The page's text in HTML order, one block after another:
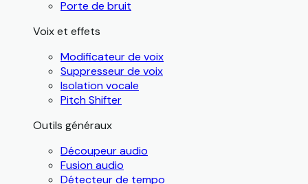
Porte de bruit
Voix et effets
Modificateur de voix
Suppresseur de voix
Isolation vocale
Pitch Shifter
Outils généraux
Découpeur audio
Fusion audio
Détecteur de tempo